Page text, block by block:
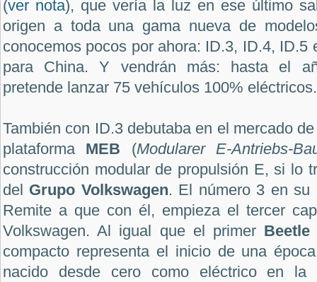
(ver nota), que vería la luz en ese último
origen a toda una gama nueva de
conocemos pocos por ahora: ID.3, ID.4, ID.5
para China. Y vendrán más: hasta el
pretende lanzar 75 vehículos 100% eléctricos.
También con ID.3 debutaba en el mercado
plataforma MEB (Modularer E-Antriebs-
construcción modular de propulsión E, si lo
del Grupo Volkswagen. El número 3 en su
Remite a que con él, empieza el tercer
Volkswagen. Al igual que el primer Beetle
compacto representa el inicio de una
nacido desde cero como eléctrico en